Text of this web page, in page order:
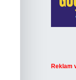
Reklam